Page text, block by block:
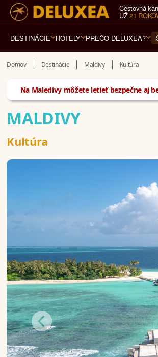
Cestovná
UŽ21
DESTINÁCIE HOTELY PREČO DELUXEA?
Domov Destinácie Maldivy Kultúra
Na Maledivy môžete letieť bezpečne aj
MALDIVY
Kultúra